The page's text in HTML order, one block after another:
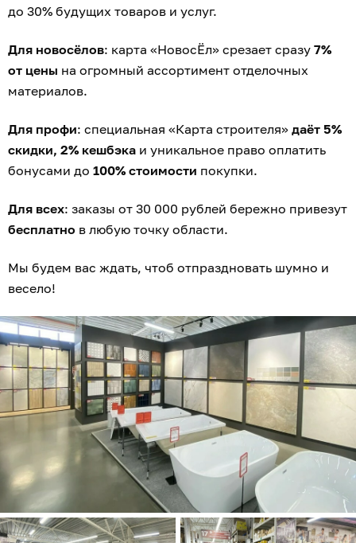
до 30% будущих товаров и услуг.
Для новосёлов: карта «НовосЁл» срезает сразу 7%
от цены на огромный ассортимент отделочных
материалов.
Для профи: специальная «Карта строителя» даёт 5%
скидки, 2% кешбэка и уникальное право оплатить
бонусами до 100% стоимости покупки.
Для всех: заказы от 30 000 рублей бережно привезут
бесплатно в любую точку области.
Мы будем вас ждать, чтоб отпраздновать шумно и
весело!